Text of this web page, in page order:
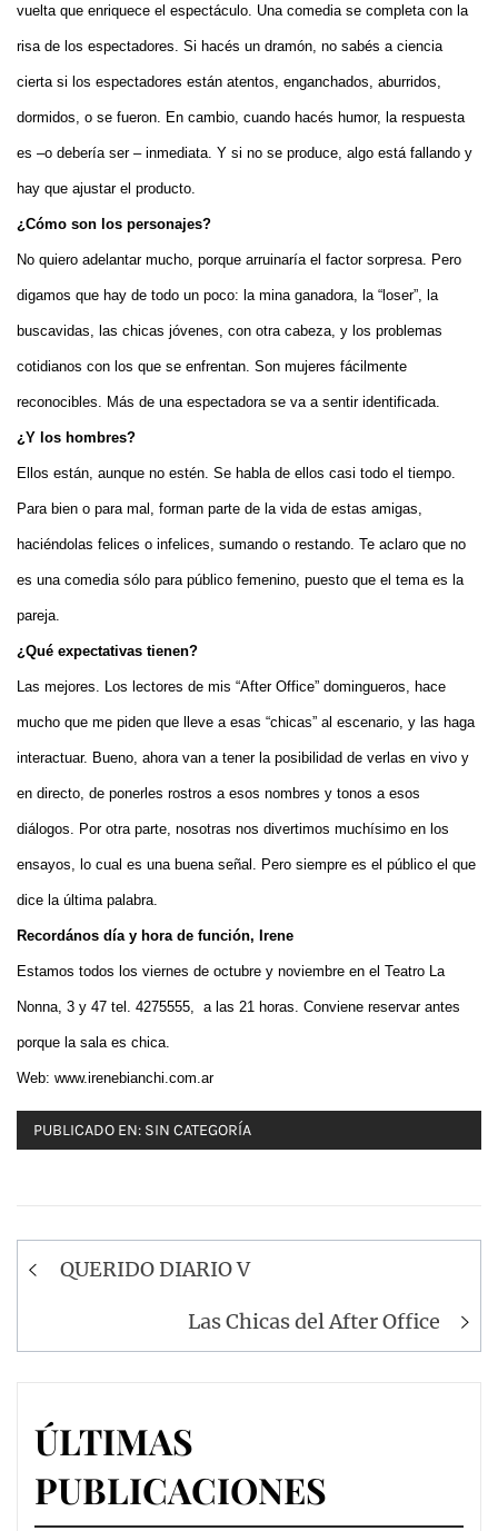
vuelta que enriquece el espectáculo. Una comedia se completa con la
risa de los espectadores. Si hacés un dramón, no sabés a ciencia
cierta si los espectadores están atentos, enganchados, aburridos,
dormidos, o se fueron. En cambio, cuando hacés humor, la respuesta
es –o debería ser – inmediata. Y si no se produce, algo está fallando y
hay que ajustar el producto.
¿Cómo son los personajes?
No quiero adelantar mucho, porque arruinaría el factor sorpresa. Pero
digamos que hay de todo un poco: la mina ganadora, la “loser”, la
buscavidas, las chicas jóvenes, con otra cabeza, y los problemas
cotidianos con los que se enfrentan. Son mujeres fácilmente
reconocibles. Más de una espectadora se va a sentir identificada.
¿Y los hombres?
Ellos están, aunque no estén. Se habla de ellos casi todo el tiempo.
Para bien o para mal, forman parte de la vida de estas amigas,
haciéndolas felices o infelices, sumando o restando. Te aclaro que no
es una comedia sólo para público femenino, puesto que el tema es la
pareja.
¿Qué expectativas tienen?
Las mejores. Los lectores de mis “After Office” domingueros, hace
mucho que me piden que lleve a esas “chicas” al escenario, y las haga
interactuar. Bueno, ahora van a tener la posibilidad de verlas en vivo y
en directo, de ponerles rostros a esos nombres y tonos a esos
diálogos. Por otra parte, nosotras nos divertimos muchísimo en los
ensayos, lo cual es una buena señal. Pero siempre es el público el que
dice la última palabra.
Recordános día y hora de función, Irene
Estamos todos los viernes de octubre y noviembre en el Teatro La
Nonna, 3 y 47 tel. 4275555, a las 21 horas. Conviene reservar antes
porque la sala es chica.
Web: www.irenebianchi.com.ar
PUBLICADO EN: SIN CATEGORÍA
Navegación
QUERIDO DIARIO V
Las Chicas del After Office
ÚLTIMAS
PUBLICACIONES